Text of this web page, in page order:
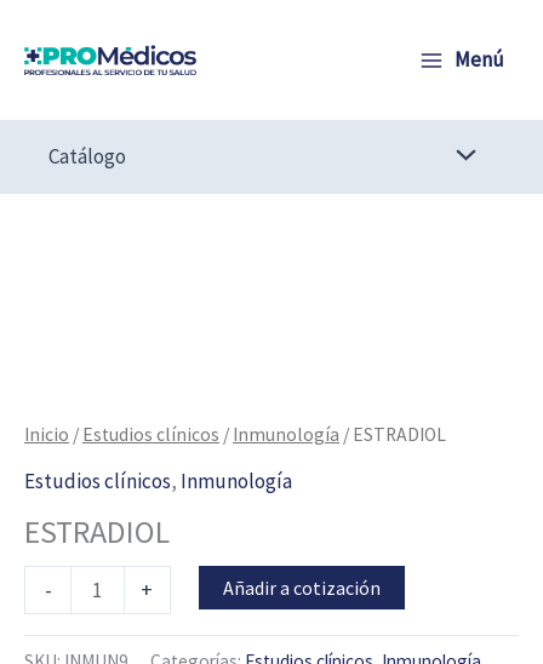
contenido
Menú
Catálogo
Inicio / Estudios clínicos / Inmunología / ESTRADIOL
Estudios clínicos, Inmunología
ESTRADIOL
- + Añadir a cotización